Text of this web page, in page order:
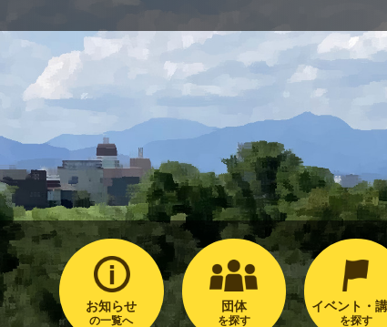
お知らせ
の一覧へ
団体
を探す
イベント・
を探す